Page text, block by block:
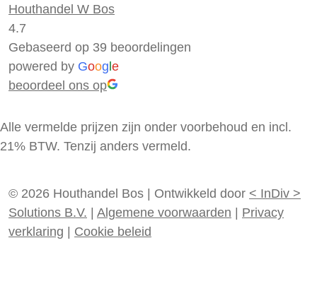
Houthandel W Bos
4.7
Gebaseerd op 39 beoordelingen
powered by Goog e
beoordeel ons op
Alle vermelde prijzen zijn onder voorbehoud en incl.
21% BTW. Tenzij anders vermeld.
© 2026 Houthandel Bos Ontwikkeld door < InDiv >
Solutions B.V.
Algemene voorwaarden
Privacy
verklaring
Cookie beleid